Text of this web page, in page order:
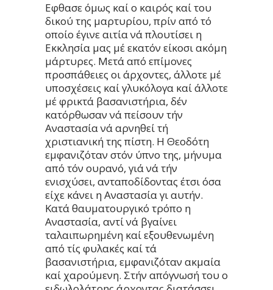
Εφθασε όμως καί ο καιρός καί του
δικού της μαρτυρίου, πρίν από τό
οποίο έγινε αιτία νά πλουτίσει η
Εκκλησία μας μέ εκατόν είκοσι ακόμη
μάρτυρες. Μετά από επίμονες
προσπάθειες οι άρχοντες, άλλοτε μέ
υποσχέσεις καί γλυκόλογα καί άλλοτε
μέ φρικτά βασανιστήρια, δέν
κατόρθωσαν νά πείσουν τήν
Αναστασία νά αρνηθεί τή
χριστιανική της πίστη. Η Θεοδότη
εμφανιζόταν στόν ύπνο της, μήνυμα
από τόν ουρανό, γιά νά τήν
ενισχύσει, ανταποδίδοντας έτσι όσα
είχε κάνει η Αναστασία γι αυτήν.
Κατά θαυματουργικό τρόπο η
Αναστασία, αντί νά βγαίνει
ταλαιπωρημένη καί εξουθενωμένη
από τίς φυλακές καί τά
βασανιστήρια, εμφανιζόταν ακμαία
καί χαρούμενη. Στήν απόγνωσή του ο